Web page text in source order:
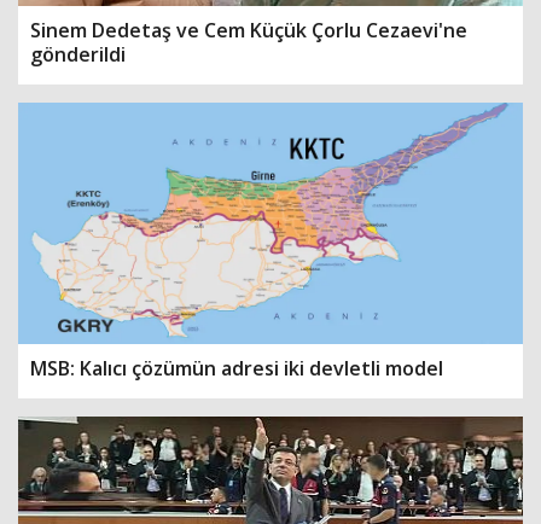
Sinem Dedetaş ve Cem Küçük Çorlu Cezaevi'ne
gönderildi
MSB: Kalıcı çözümün adresi iki devletli model